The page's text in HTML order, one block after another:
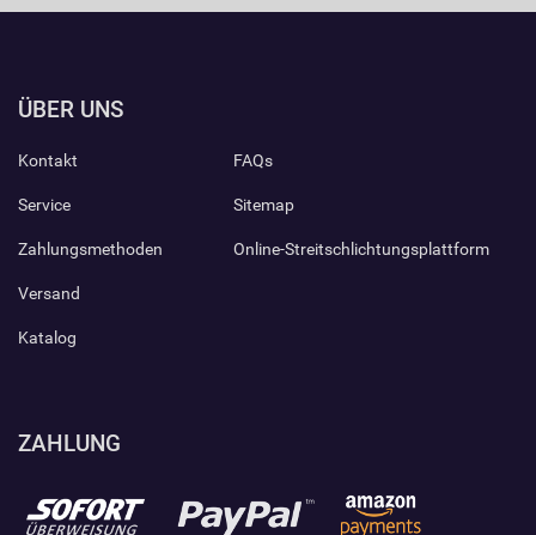
ÜBER UNS
Kontakt
Service
Zahlungsmethoden
Versand
Katalog
FAQs
Sitemap
Online-Streitschlichtungsplattform
ZAHLUNG